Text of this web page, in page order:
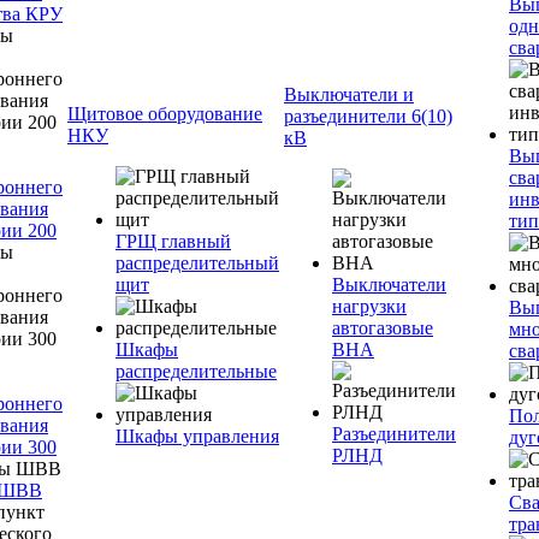
КРУ
200
300
Щитовое оборудование
НКУ
ГРЩ главный
распределительный
щит
Шкафы
распределительные
Шкафы управления
Выключатели и
разъединители 6(10)
кВ
Выключатели
нагрузки
автогазовые
ВНА
Разъединители
РЛНД